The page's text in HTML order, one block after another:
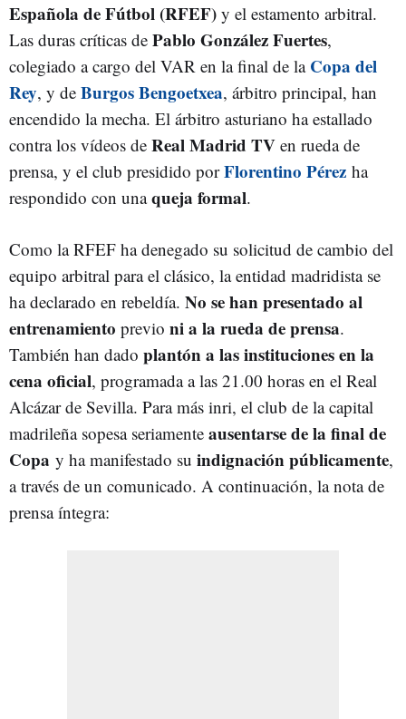
Española de Fútbol (RFEF) y el estamento arbitral.
Las duras críticas de Pablo González Fuertes,
colegiado a cargo del VAR en la final de la Copa del
Rey, y de Burgos Bengoetxea, árbitro principal, han
encendido la mecha. El árbitro asturiano ha estallado
contra los vídeos de Real Madrid TV en rueda de
prensa, y el club presidido porFlorentino Pérez ha
respondido con unaqueja formal.
Como la RFEF ha denegado su solicitud de cambio del
equipo arbitral para el clásico, la entidad madridista se
ha declarado en rebeldía. No se han presentado al
entrenamiento previo ni a la rueda de prensa.
También han dado plantón a las instituciones en la
cena oficial, programada a las 21.00 horas en el Real
Alcázar de Sevilla. Para más inri, el club de la capital
madrileña sopesa seriamente ausentarse de la final de
Copa y ha manifestado su indignación públicamente,
a través de un comunicado. A continuación, la nota de
prensa íntegra: